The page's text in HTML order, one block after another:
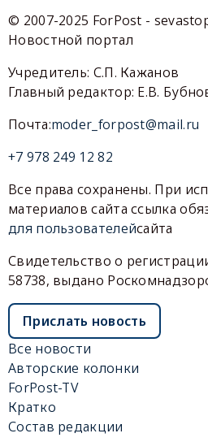
© 2007-2025 ForPost -
Новостной портал
Учредитель: С.П. Кажанов
Главный редактор: Е.В.
Почта:moder_forpost@mail.ru
+7 978 249 12 82
Все права сохранены. При
материалов сайта ссылка
для пользователейсайта
Свидетельство о
58738, выдано
Прислать новость
Все новости
Авторские колонки
ForPost-TV
Кратко
Состав редакции